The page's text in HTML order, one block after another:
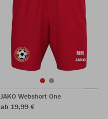
JAKO Webshort One
ab 19,99 €